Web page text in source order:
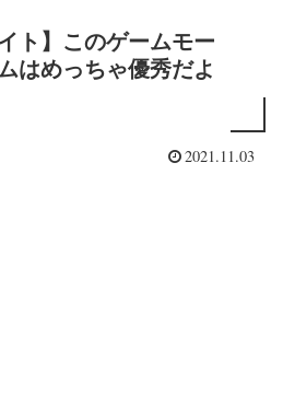
ト】このゲームモー
はめっちゃ優秀だよ
2021.11.03